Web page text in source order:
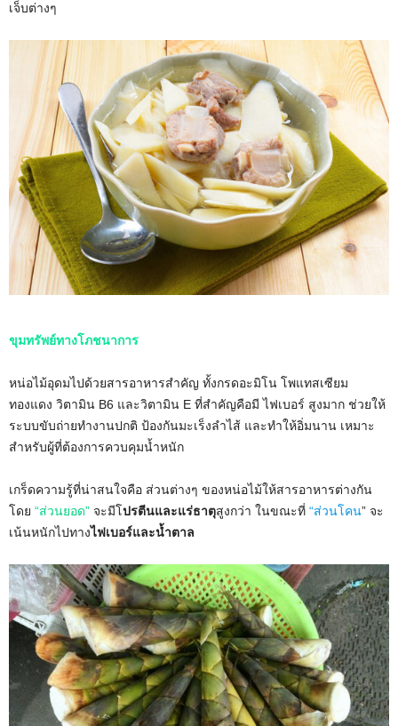
เจ็บต่างๆ
ขุมทรัพย์ทางโภชนาการ
หน่อไม้อุดมไปด้วยสารอาหารสำคัญ ทั้งกรดอะมิโน โพแทสเซียม
ทองแดง วิตามิน B6 และวิตามิน E ที่สำคัญคือมี ไฟเบอร์ สูงมาก ช่วยให้
ระบบขับถ่ายทำงานปกติ ป้องกันมะเร็งลำไส้ และทำให้อิ่มนาน เหมาะ
สำหรับผู้ที่ต้องการควบคุมน้ำหนัก
เกร็ดความรู้ที่น่าสนใจคือ ส่วนต่างๆ ของหน่อไม้ให้สารอาหารต่างกัน
โดย “ส่วนยอด” จะมีโปรตีนและแร่ธาตุสูงกว่า ในขณะที่ “ส่วนโคน” จะ
เน้นหนักไปทางไฟเบอร์และน้ำตาล